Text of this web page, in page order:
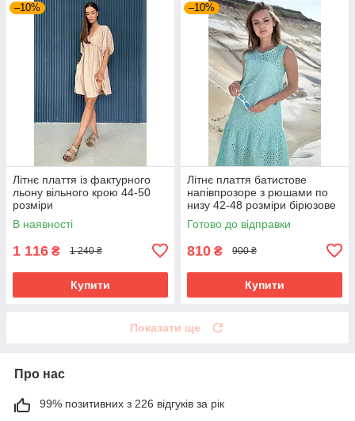
–10%
Літнє плаття із фактурного
льону вільного крою 44-50
розміри
В наявності
1 116 ₴ 1 240 ₴
Купити
–10%
Літнє плаття батистове
напівпрозоре з рюшами по
низу 42-48 розміри бірюзове
Готово до відправки
810 ₴ 900 ₴
Купити
Показати ще
Про нас
99% позитивних з 226 відгуків за рік